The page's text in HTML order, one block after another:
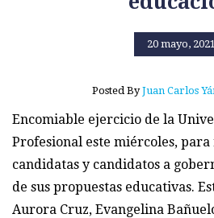
20 mayo, 2021
Posted ByJuan Carlos
Encomiable ejercicio de la
Profesional este miércoles,
candidatas y candidatos a
de sus propuestas educativas.
Aurora Cruz, Evangelina